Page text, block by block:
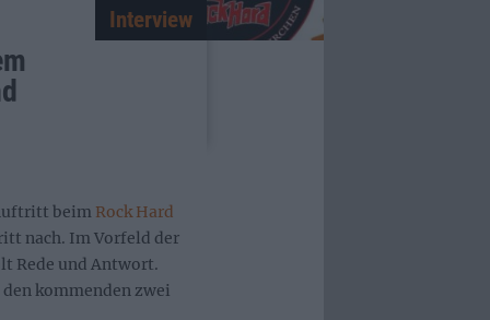
Interview
beim Rock Hard
nach. Im Vorfeld der
Rede und Antwort.
kommenden zwei